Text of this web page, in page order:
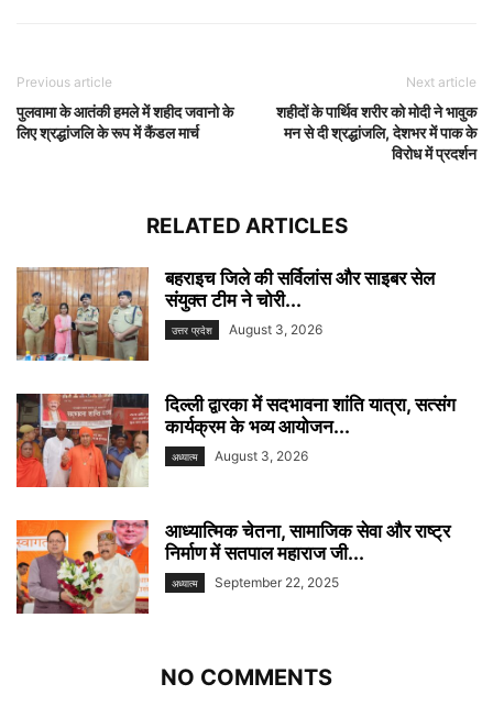
Previous article
पुलवामा के आतंकी हमले में शहीद जवानो के
लिए श्रद्धांजलि के रूप में कैंडल मार्च
Next article
शहीदों के पार्थिव शरीर को मोदी ने भावुक
मन से दी श्रद्धांजलि, देशभर में पाक के
विरोध में प्रदर्शन
RELATED ARTICLES
बहराइच जिले की सर्विलांस और साइबर सेल
संयुक्त टीम ने चोरी...
उत्तर प्रदेश August 3, 2026
दिल्ली द्वारका में सदभावना शांति यात्रा, सत्संग
कार्यक्रम के भव्य आयोजन...
अध्यात्म August 3, 2026
आध्यात्मिक चेतना, सामाजिक सेवा और राष्ट्र
निर्माण में सतपाल महाराज जी...
अध्यात्म September 22, 2025
NO COMMENTS